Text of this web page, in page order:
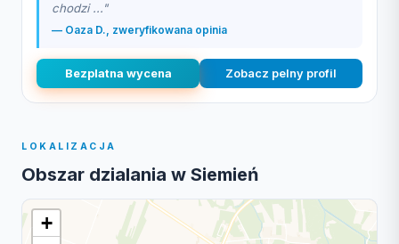
chodzi ..."
— Oaza D., zweryfikowana opinia
Bezplatna wycena Zobacz pelny profil
LOKALIZACJA
Obszar dzialania w Siemień
+